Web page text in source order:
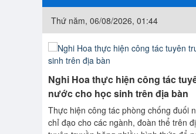
Thứ năm, 06/08/2026, 01:44
Nghi Hoa thực hiện công tác
nước cho học sinh trên địa bàn
Thực hiện công tác phòng chống đuối
chỉ đạo cho các ngành, đoàn thể trên